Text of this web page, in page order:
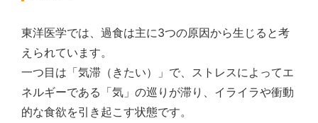
東洋医学では、過食は主に3つの原因から生じると考
えられています。
一つ目は「気滞（きたい）」で、ストレスによってエ
ネルギーである「気」の巡りが滞り、イライラや衝動
的な食欲を引き起こす状態です。